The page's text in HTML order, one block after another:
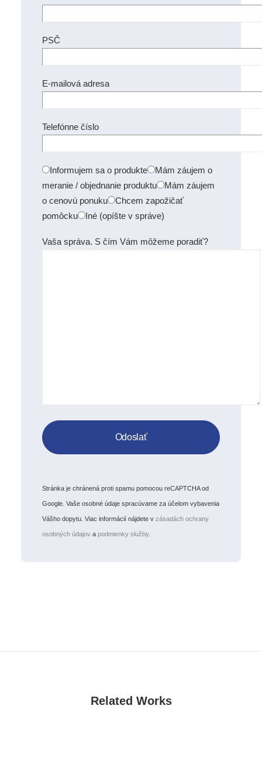
PSČ
E-mailová adresa
Telefónne číslo
Informujem sa o produkte
Mám záujem o
meranie / objednanie produktu
Mám záujem
o cenovú ponuku
Chcem zapožičať
pomôcku
Iné (opíšte v správe)
Vaša správa. S čím Vám môžeme poradiť?
Stránka je chránená proti spamu pomocou reCAPTCHA od
Google. Vaše osobné údaje spracúvame za účelom vybavenia
Vášho dopytu. Viac informácií nájdete v zásadách ochrany
osobných údajov a podmienky služby.
Related Works